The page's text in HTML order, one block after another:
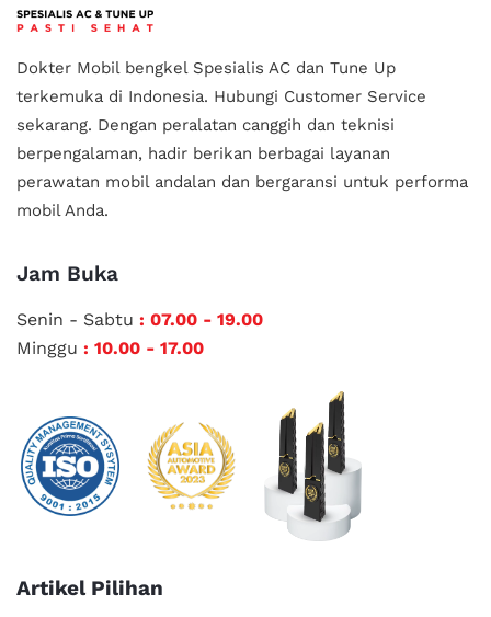
Dokter Mobil bengkel Spesialis AC dan Tune Up
terkemuka di Indonesia. Hubungi Customer Service
sekarang. Dengan peralatan canggih dan teknisi
berpengalaman, hadir berikan berbagai layanan
perawatan mobil andalan dan bergaransi untuk performa
mobil Anda.
Jam Buka
Senin - Sabtu : 07.00 - 19.00
Minggu : 10.00 - 17.00
Artikel Pilihan